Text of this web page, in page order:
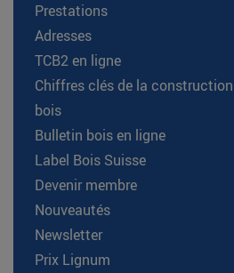
Prestations
Adresses
TCB2 en ligne
Chiffres clés de la construction
bois
Bulletin bois en ligne
Label Bois Suisse
Devenir membre
Nouveautés
Newsletter
Prix Lignum